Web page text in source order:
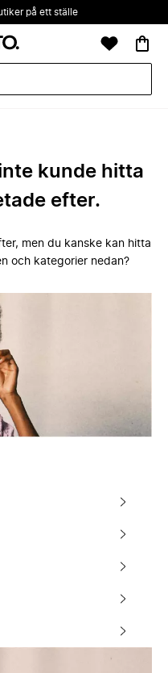
på ett ställe
kunde hitta
efter.
men du kanske kan hitta
och kategorier nedan?